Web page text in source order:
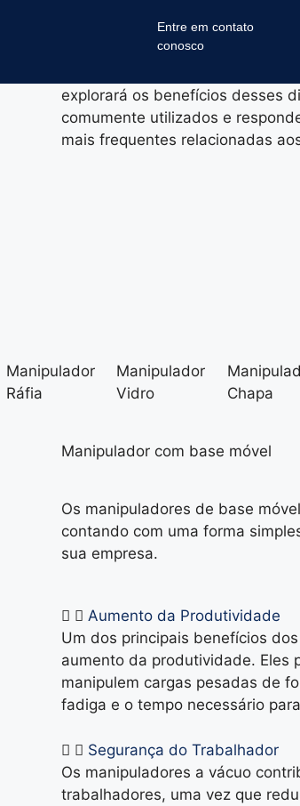
Entre em contato
conosco
Os manipuladores a vácuo são
em diversos setores industriais,
explorará os benefícios desses
comumente utilizados e
mais frequentes relacionadas
Manipulador
Ráfia
Manipulador
Vidro
Chapa
Manipulador com base móvel
Os manipuladores de base
contando com uma forma
sua empresa.
Aumento da Produtividade
Um dos principais benefícios
aumento da produtividade. Eles
manipulem cargas pesadas de
fadiga e o tempo necessário
Segurança do Trabalhador
Os manipuladores a vácuo
trabalhadores, uma vez que